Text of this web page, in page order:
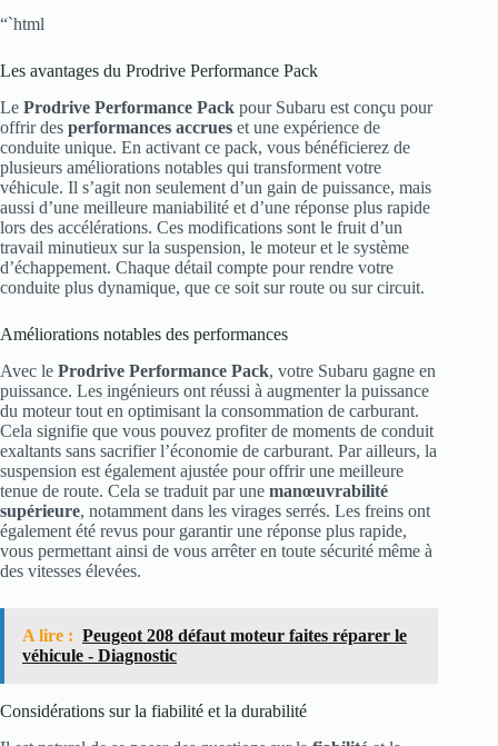
“`html
Les avantages du Prodrive Performance Pack
Le Prodrive Performance Pack pour Subaru est conçu pour
offrir des performances accrues et une expérience de
conduite unique. En activant ce pack, vous bénéficierez de
plusieurs améliorations notables qui transforment votre
véhicule. Il s’agit non seulement d’un gain de puissance, mais
aussi d’une meilleure maniabilité et d’une réponse plus rapide
lors des accélérations. Ces modifications sont le fruit d’un
travail minutieux sur la suspension, le moteur et le système
d’échappement. Chaque détail compte pour rendre votre
conduite plus dynamique, que ce soit sur route ou sur circuit.
Améliorations notables des performances
Avec le Prodrive Performance Pack, votre Subaru gagne en
puissance. Les ingénieurs ont réussi à augmenter la puissance
du moteur tout en optimisant la consommation de carburant.
Cela signifie que vous pouvez profiter de moments de conduit
exaltants sans sacrifier l’économie de carburant. Par ailleurs, la
suspension est également ajustée pour offrir une meilleure
tenue de route. Cela se traduit par une manœuvrabilité
supérieure, notamment dans les virages serrés. Les freins ont
également été revus pour garantir une réponse plus rapide,
vous permettant ainsi de vous arrêter en toute sécurité même à
des vitesses élevées.
A lire : Peugeot 208 défaut moteur faites réparer le
véhicule - Diagnostic
Considérations sur la fiabilité et la durabilité